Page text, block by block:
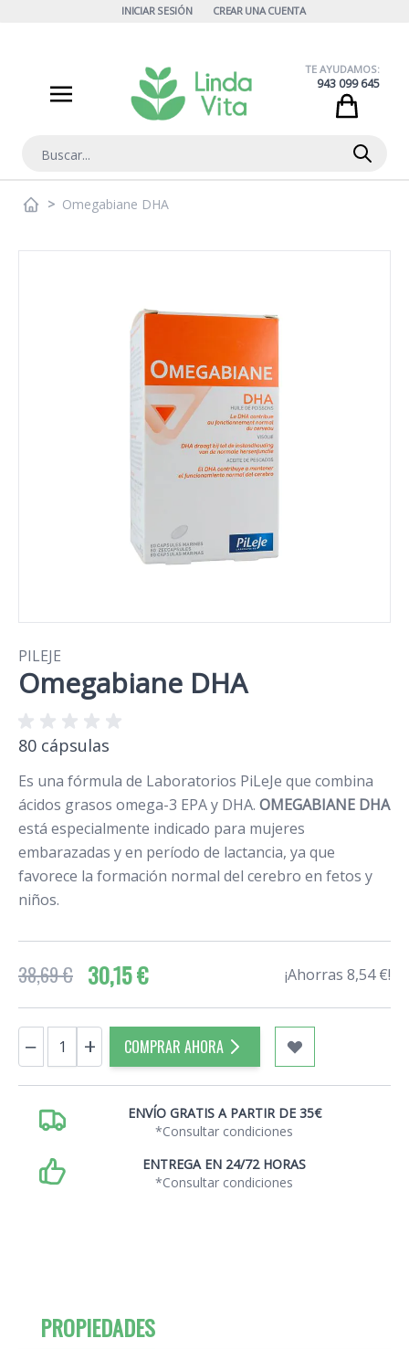
INICIAR SESIÓN CREAR UNA CUENTA
Buscar
TE AYUDAMOS:
943 099 645
> Omegabiane DHA
PILEJE
Omegabiane DHA
80 cápsulas
Es una fórmula de Laboratorios PiLeJe que combina
ácidos grasos omega-3 EPA y DHA. OMEGABIANE DHA
está especialmente indicado para mujeres
embarazadas y en período de lactancia, ya que
favorece la formación normal del cerebro en fetos y
niños.
38,69 € 30,15 € ¡Ahorras 8,54 €!
Cantidad
− + COMPRAR AHORA
ENVÍO GRATIS A PARTIR DE 35€
*Consultar condiciones
ENTREGA EN 24/72 HORAS
*Consultar condiciones
PROPIEDADES